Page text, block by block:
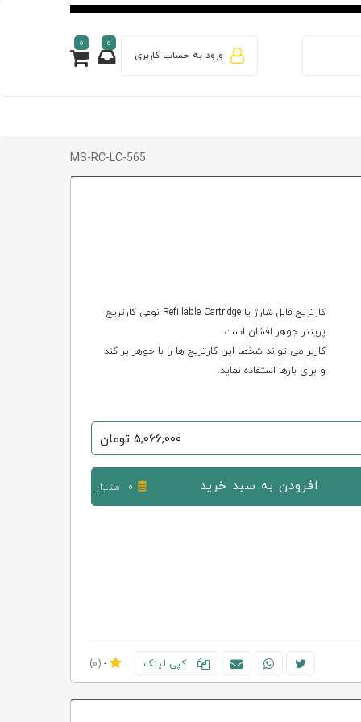
ورود به حساب کاربری
0
0
MS-RC-LC-565
کارتریج قابل شارژ یا Refillable Cartridge نوعی کارتریج
پرینتر جوهر افشان است
کاربر می تواند شخصا این کارتریج ها را با جوهر پر کند
و برای بارها استفاده نماید.
5,066,000 تومان
افزودن به سبد خرید 0 امتیاز
کپی لینک -
(0)